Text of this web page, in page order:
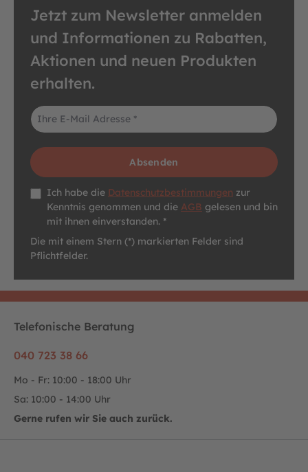
Jetzt zum Newsletter anmelden
und Informationen zu Rabatten,
Aktionen und neuen Produkten
erhalten.
E-Mail-Adresse*
Absenden
Datenschutz *
Ich habe die Datenschutzbestimmungen zur
Kenntnis genommen und die AGB gelesen und bin
mit ihnen einverstanden. *
Die mit einem Stern (*) markierten Felder sind
Pflichtfelder.
Telefonische Beratung
040 723 38 66
Mo - Fr: 10:00 - 18:00 Uhr
Sa: 10:00 - 14:00 Uhr
Gerne rufen wir Sie auch zurück.